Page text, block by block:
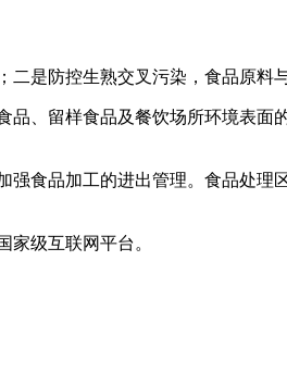
是防控生熟交叉污染，食品原料
、留样食品及餐饮场所环境表面
食品加工的进出管理。食品处理
级互联网平台。